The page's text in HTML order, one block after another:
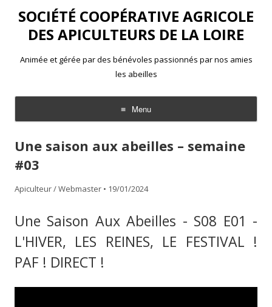
SOCIÉTÉ COOPÉRATIVE AGRICOLE
DES APICULTEURS DE LA LOIRE
Animée et gérée par des bénévoles passionnés par nos amies
les abeilles
Menu
Aller
contenu
Une saison aux abeilles – semaine
#03
Apiculteur / Webmaster • 19/01/2024
Une Saison Aux Abeilles - S08 E01 -
L'HIVER, LES REINES, LE FESTIVAL !
PAF ! DIRECT !